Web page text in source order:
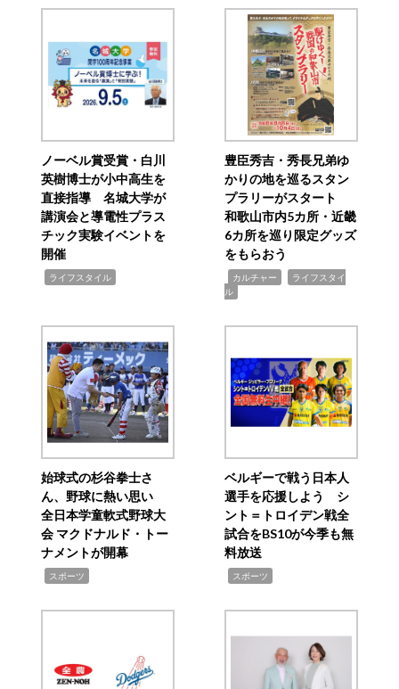
ノーベル賞受賞・白川
英樹博士が小中高生を
直接指導 名城大学が
講演会と導電性プラス
チック実験イベントを
開催
ライフスタイル
豊臣秀吉・秀長兄弟ゆ
かりの地を巡るスタン
プラリーがスタート
和歌山市内5カ所・近畿
6カ所を巡り限定グッズ
をもらおう
カルチャー
ライフスタイ
ル
始球式の杉谷拳士さ
ん、野球に熱い思い
全日本学童軟式野球大
会 マクドナルド・トー
ナメントが開幕
スポーツ
ベルギーで戦う日本人
選手を応援しよう シ
ント＝トロイデン戦全
試合をBS10が今季も無
料放送
スポーツ